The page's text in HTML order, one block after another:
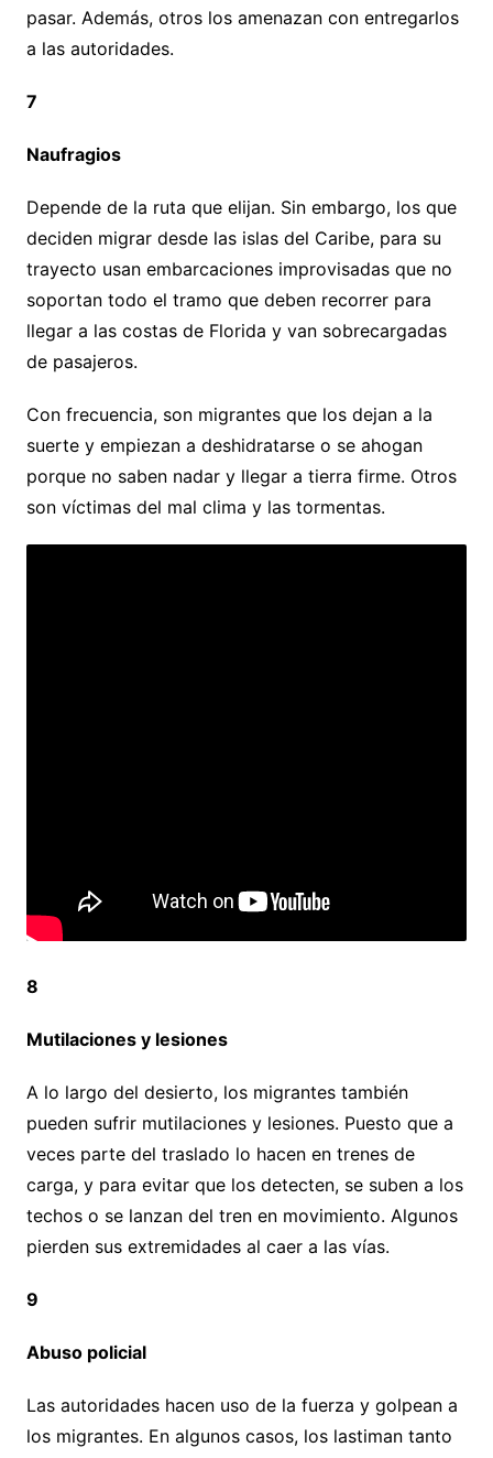
pasar. Además, otros los amenazan con entregarlos
a las autoridades.
7
Naufragios
Depende de la ruta que elijan. Sin embargo, los que
deciden migrar desde las islas del Caribe, para su
trayecto usan embarcaciones improvisadas que no
soportan todo el tramo que deben recorrer para
llegar a las costas de Florida y van sobrecargadas
de pasajeros.
Con frecuencia, son migrantes que los dejan a la
suerte y empiezan a deshidratarse o se ahogan
porque no saben nadar y llegar a tierra firme. Otros
son víctimas del mal clima y las tormentas.
8
Mutilaciones y lesiones
A lo largo del desierto, los migrantes también
pueden sufrir mutilaciones y lesiones. Puesto que a
veces parte del traslado lo hacen en trenes de
carga, y para evitar que los detecten, se suben a los
techos o se lanzan del tren en movimiento. Algunos
pierden sus extremidades al caer a las vías.
9
Abuso policial
Las autoridades hacen uso de la fuerza y golpean a
los migrantes. En algunos casos, los lastiman tanto